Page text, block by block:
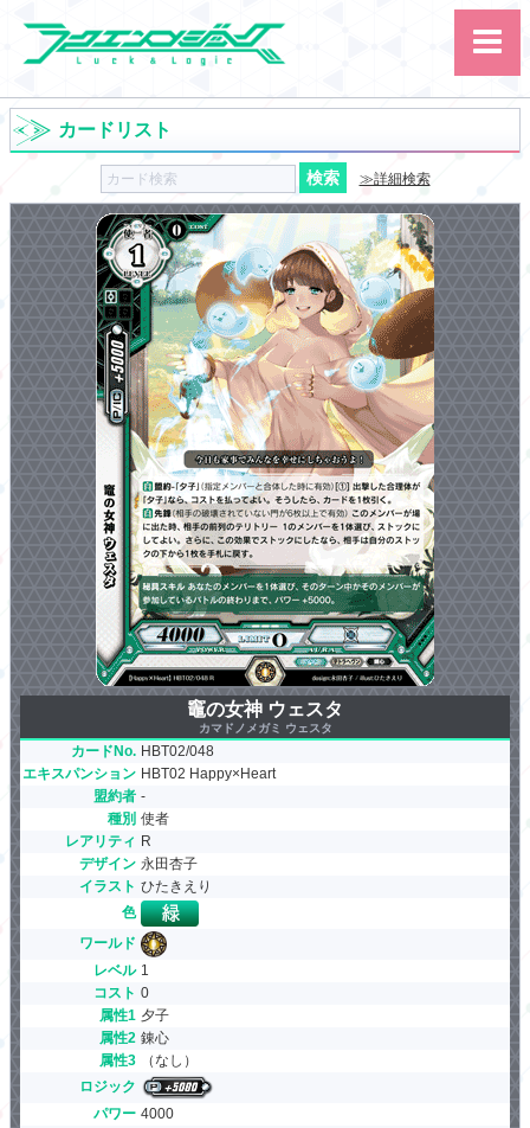
サイト内検索
カード ルール
大会
講習会
その他
カードリスト
≫詳細検索
竈の女神 ウェスタ
カマドノメガミ ウェスタ
カードNo. HBT02/048
エキスパンション HBT02 Happy×Heart
盟約者 -
種別 使者
レアリティ R
デザイン 永田杏子
イラスト ひたきえり
色
ワールド
レベル 1
コスト 0
属性1 夕子
属性2 錬心
属性3
（なし）
ロジック
パワー 4000